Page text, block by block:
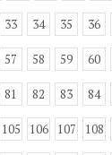
33 34 35 36
57 58 59 60
81 82 83 84
105 106 107 108